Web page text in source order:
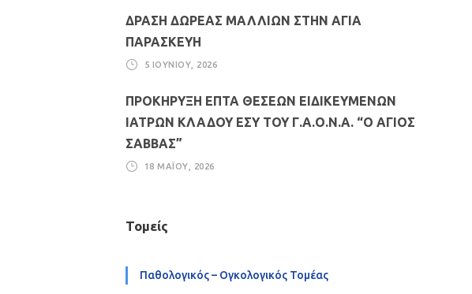
ΔΡΑΣΗ ΔΩΡΕΑΣ ΜΑΛΛΙΩΝ ΣΤΗΝ ΑΓΙΑ
ΠΑΡΑΣΚΕΥΗ
5 ΙΟΥΝΊΟΥ, 2026
ΠΡΟΚΗΡΥΞΗ ΕΠΤΑ ΘΕΣΕΩΝ ΕΙΔΙΚΕΥΜΕΝΩΝ
ΙΑΤΡΩΝ ΚΛΑΔΟΥ ΕΣΥ ΤΟΥ Γ.Α.Ο.Ν.Α. “Ο ΑΓΙΟΣ
ΣΑΒΒΑΣ”
18 ΜΑΪ́ΟΥ, 2026
Τομείς
Παθολογικός – Ογκολογικός Τομέας